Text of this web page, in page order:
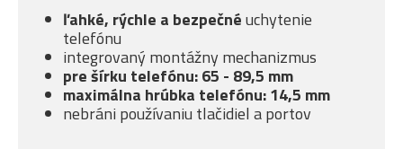
ľahké, rýchle a bezpečnéuchytenie
telefónu
integrovaný montážny mechanizmus
pre šírku telefónu: 65 - 89,5 mm
maximálna hrúbka telefónu: 14,5 mm
nebráni používaniu tlačidiel a portov